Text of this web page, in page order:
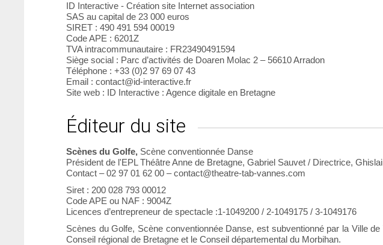
ID Interactive - Création site Internet association
SAS au capital de 23 000 euros
SIRET : 490 491 594 00019
Code APE : 6201Z
TVA intracommunautaire : FR23490491594
Siège social : Parc d’activités de Doaren Molac 2 – 56610 Arradon
Téléphone : +33 (0)2 97 69 07 43
Email : contact@id-interactive.fr
Site web : ID Interactive : Agence digitale en Bretagne
Éditeur du site
Scènes du Golfe, Scène conventionnée Danse
Président de l'EPL Théâtre Anne de Bretagne, Gabriel Sauvet / Directrice,
Contact – 02 97 01 62 00 – contact@theatre-tab-vannes.com
Siret : 200 028 793 00012
Code APE ou NAF : 9004Z
Licences d’entrepreneur de spectacle :1-1049200 / 2-1049175 / 3-1049176
Scènes du Golfe, Scène conventionnée Danse, est subventionné par la Ville
Conseil régional de Bretagne et le Conseil départemental du Morbihan.